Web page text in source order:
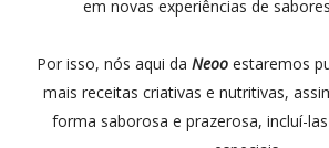
em novas experiências de
Por isso, nós aqui da Neooestaremos
mais receitas criativas e nutritivas,
forma saborosa e prazerosa, incluí-